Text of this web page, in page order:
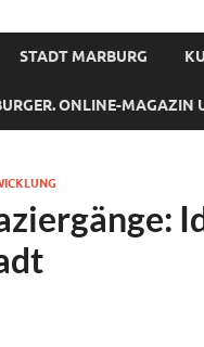
STADT MARBURG
ONLINE-MAGAZIN